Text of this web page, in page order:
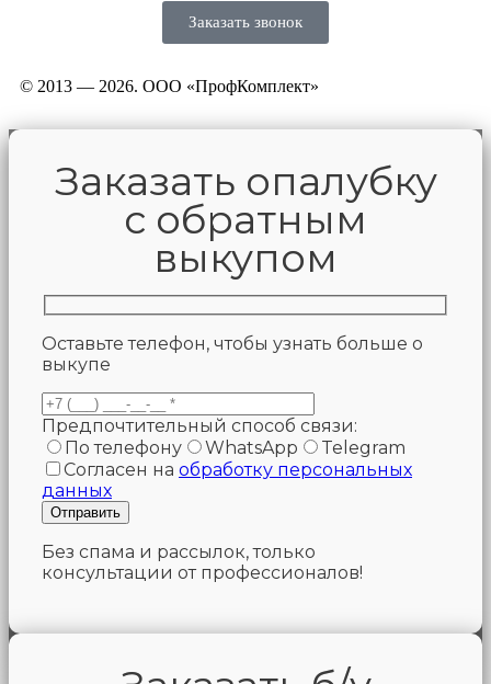
Заказать звонок
© 2013 — 2026. ООО «ПрофКомплект»
Заказать опалубку
с обратным
выкупом
Оставьте телефон, чтобы узнать больше о
выкупе
Предпочтительный способ связи:
По телефону
WhatsApp
Telegram
Согласен на обработку персональных
данных
Без спама и рассылок, только
консультации от профессионалов!